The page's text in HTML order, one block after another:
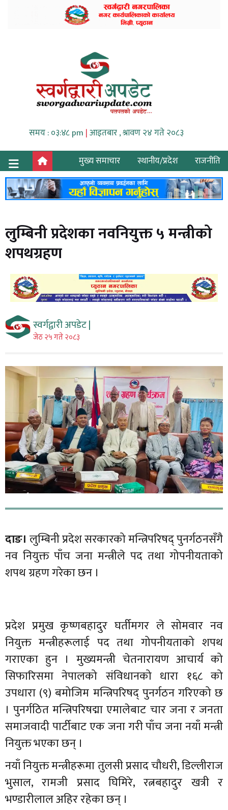
समय : ०३:४८ pm |आइतबार , श्रावण २४ गते २०८३
मुख्य समाचार
स्थानीय/प्रदेश राजनीति
लुम्बिनी प्रदेशका नवनियुक्त ५ मन्त्रीको
शपथग्रहण
स्वर्गद्वारी अपडेट |
जेठ २५ गते २०८३
दाङ। लुम्बिनी प्रदेश सरकारको मन्त्रिपरिषद् पुनर्गठनसँगै
नव नियुक्त पाँच जना मन्त्रीले पद तथा गोपनीयताको
शपथ ग्रहण गरेका छन ।
प्रदेश प्रमुख कृष्णबहादुर घर्तीमगर ले सोमवार नव
नियुक्त मन्त्रीहरूलाई पद तथा गोपनीयताको शपथ
गराएका हुन । मुख्यमन्त्री चेतनारायण आचार्य को
सिफारिसमा नेपालको संविधानको धारा १६८ को
उपधारा (९) बमोजिम मन्त्रिपरिषद् पुनर्गठन गरिएको छ
। पुनर्गठित मन्त्रिपरिषद्मा एमालेबाट चार जना र जनता
समाजवादी पार्टीबाट एक जना गरी पाँच जना नयाँ मन्त्री
नियुक्त भएका छन् ।
नयाँ नियुक्त मन्त्रीहरूमा तुलसी प्रसाद चौधरी, डिल्लीराज
भुसाल, रामजी प्रसाद घिमिरे, रत्नबहादुर खत्री र
भण्डारीलाल अहिर रहेका छन् ।